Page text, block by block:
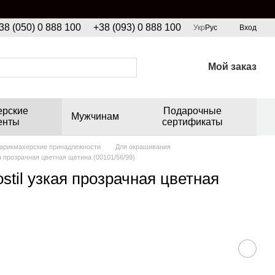
(050) 0 888 100 +38 (093) 0 888 100 Укр Рус Вход
Мой заказ
Мужчинам
Подарочные
сертификаты
принадлежности
Для окрашивания
цветная щетина (00101/56/99)
узкая прозрачная цветная